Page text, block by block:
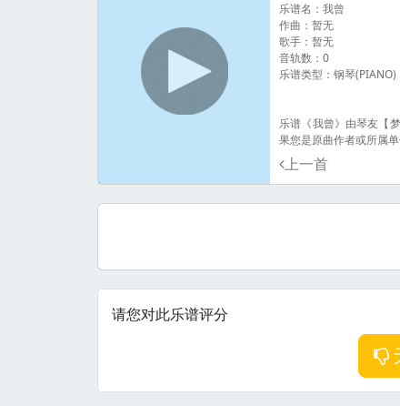
乐谱名：我曾
作曲：暂无
歌手：暂无
音轨数：0
乐谱类型：钢琴(PIANO)
乐谱《我曾》由琴友【
果您是原曲作者或所属
上一首
请您对此乐谱评分